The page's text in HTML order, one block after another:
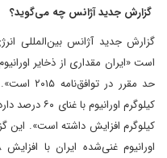
گزارش جدید آژانس چه می‌گوید؟
گزارش جدید آژانس بین‌المللی
کیلوگرم افزایش داشته است». این